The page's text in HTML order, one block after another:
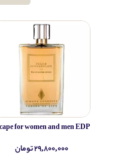
۲۹,۸۰۰,۰۰۰ تومان